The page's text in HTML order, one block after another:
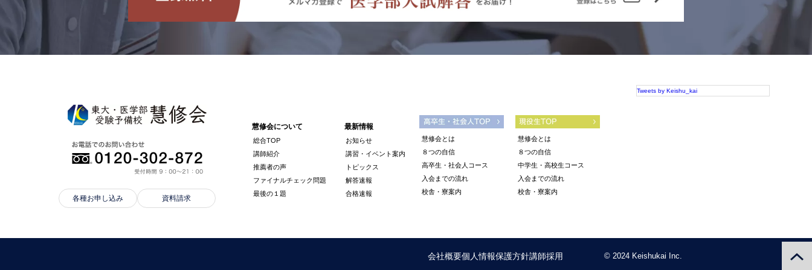
各種お申し込み 資料請求
慧修会について
総合TOP
講師紹介
推薦者の声
ファイナルチェック問題
最後の１題
最新情報
お知らせ
講習・イベント案内
トピックス
解答速報
合格速報
慧修会とは
８つの自信
高卒生・社会人コース
入会までの流れ
校舎・寮案内
慧修会とは
８つの自信
中学生・高校生コース
入会までの流れ
校舎・寮案内
Tweets by Keishu_kai
会社概要個人情報保護方針講師採用 © 2024 Keishukai Inc.